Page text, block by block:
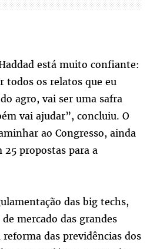
está muito confiante:
todos os relatos que eu
agro, vai ser uma safra
vai ajudar”, concluiu. O
ao Congresso, ainda
25 propostas para a
das big techs,
mercado das grandes
das previdências dos